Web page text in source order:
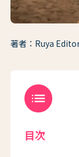
著者：Ruya
list
目次